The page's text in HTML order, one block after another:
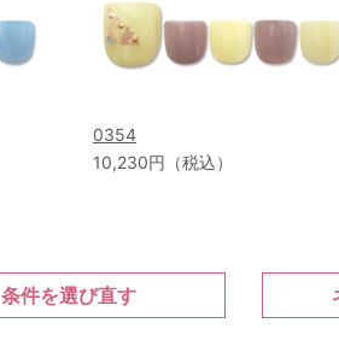
0354
10,230円（税込）
条件を選び直す